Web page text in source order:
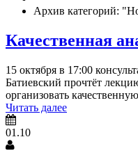
Архив категорий:
Качественная
15 октября в 17:00
Батиевский прочтёт
организовать
Читать далее
01.10